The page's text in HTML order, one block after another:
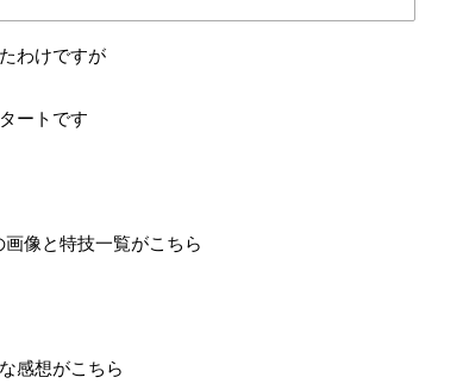
わけですが
ートです
像と特技一覧がこちら
感想がこちら